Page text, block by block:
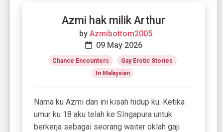
Azmi hak milik Arthur
by Azmibottom2005
09 May 2026
Chance Encounters
Gay Erotic Stories
In Malaysian
Nama ku Azmi dan ini kisah hidup ku. Ketika
umur ku 18 aku telah ke SIngapura untuk
berkerja sebagai seorang waiter oklah gaji